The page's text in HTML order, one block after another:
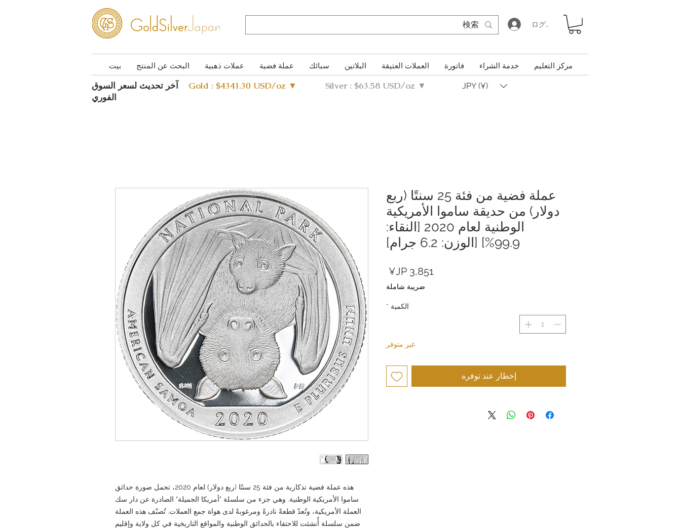
ログイン
بيت البحث عن المنتج عملات ذهبية عملة فضية سبائك البلاتين العملات العتيقة فاتورة خدمة الشراء مركز التعليم
آخر تحديث لسعر السوق
الفوري
Gold : $4341.30 USD/oz ▼ Silver : $63.58 USD/oz ▼ JPY (¥)
هذه عملة فضية تذكارية من فئة 25 سنتًا (ربع دولار) لعام 2020، تحمل صورة حدائق
ساموا الأمريكية الوطنية. وهي جزء من سلسلة "أمريكا الجميلة" الصادرة عن دار سك
العملة الأمريكية، وتُعدّ قطعةً نادرةً ومرغوبةً لدى هواة جمع العملات. تُصنّف هذه العملة
ضمن سلسلة أُنشئت للاحتفاء بالحدائق الوطنية والمواقع التاريخية في كل ولاية وإقليم
عملة فضية من فئة 25 سنتًا (ربع
دولار) من حديقة ساموا الأمريكية
الوطنية لعام 2020 [النقاء:
99.9%] [الوزن: 6.2 جرام]
ضريبة شاملة
الكمية *
غير متوفر
إخطار عند توفره